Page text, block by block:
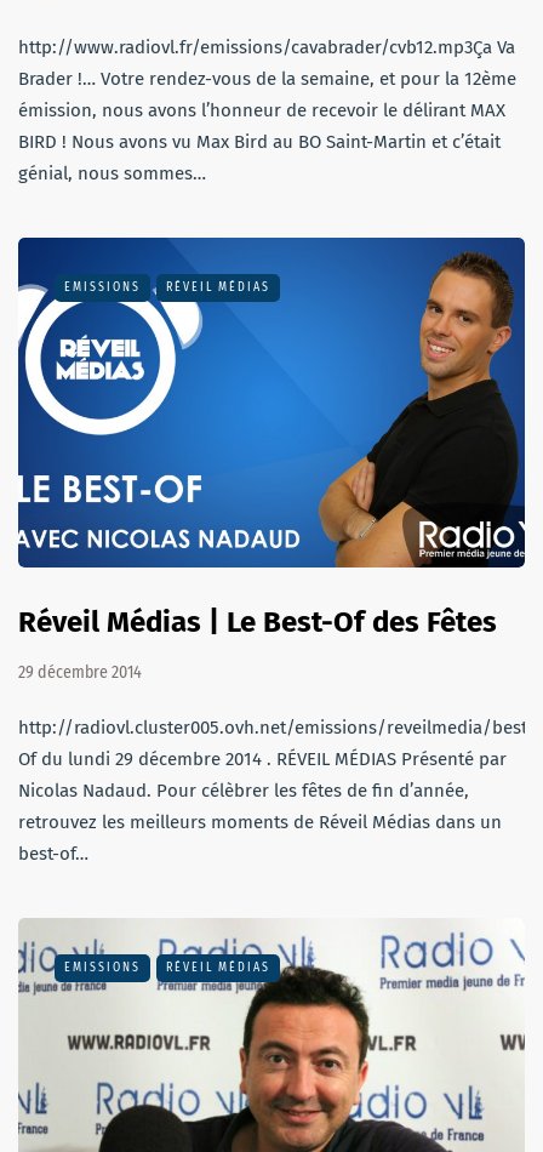
http://www.radiovl.fr/emissions/cavabrader/cvb12.mp3Ça Va
Brader !… Votre rendez-vous de la semaine, et pour la 12ème
émission, nous avons l’honneur de recevoir le délirant MAX
BIRD ! Nous avons vu Max Bird au BO Saint-Martin et c’était
génial, nous sommes…
EMISSIONS RÉVEIL MÉDIAS
Réveil Médias | Le Best-Of des Fêtes
29 décembre 2014
http://radiovl.cluster005.ovh.net/emissions/reveilmedia/
Of du lundi 29 décembre 2014 . RÉVEIL MÉDIAS Présenté par
Nicolas Nadaud. Pour célèbrer les fêtes de fin d’année,
retrouvez les meilleurs moments de Réveil Médias dans un
best-of…
EMISSIONS RÉVEIL MÉDIAS